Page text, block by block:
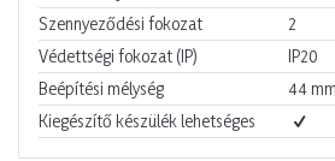
Szennyeződési fokozat
2
Védettségi fokozat (IP)
IP20
Beépítési mélység
44 mm
Kiegészítő készülék lehetséges